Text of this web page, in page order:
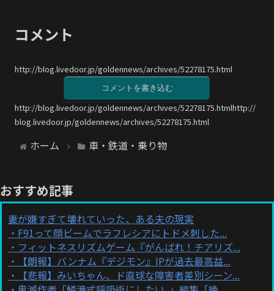
コメント
http://blog.livedoor.jp/goldennews/archives/52278175.html
コメントを書き込む
http://blog.livedoor.jp/goldennews/archives/52278175.htmlhttp://
blog.livedoor.jp/goldennews/archives/52278175.html
ホーム 車・鉄道・乗り物
おすすめ記事
妻が嫌すぎて壊れていった、ある夫の現実
F91って顔ビームでラフレシアにトドメ刺した...
フィットネスリズムゲーム『がんばれ！チアリズ...
【朗報】バンナム『デジモン』IPが過去最高益...
【悲報】みいちゃん、ド直球な障害者差別シーン...